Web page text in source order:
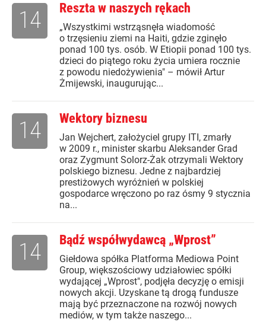
Reszta w naszych rękach
„Wszystkimi wstrząsnęła wiadomość
o trzęsieniu ziemi na Haiti, gdzie zginęło
ponad 100 tys. osób. W Etiopii ponad 100 tys.
dzieci do piątego roku życia umiera rocznie
z powodu niedożywienia" – mówił Artur
Żmijewski, inaugurując...
14
Wektory biznesu
Jan Wejchert, założyciel grupy ITI, zmarły
w 2009 r., minister skarbu Aleksander Grad
oraz Zygmunt Solorz-Żak otrzymali Wektory
polskiego biznesu. Jedne z najbardziej
prestiżowych wyróżnień w polskiej
gospodarce wręczono po raz ósmy 9 stycznia
na...
14
Bądź współwydawcą „Wprost”
Giełdowa spółka Platforma Mediowa Point
Group, większościowy udziałowiec spółki
wydającej „Wprost", podjęła decyzję o emisji
nowych akcji. Uzyskane tą drogą fundusze
mają być przeznaczone na rozwój nowych
mediów, w tym także naszego...
14